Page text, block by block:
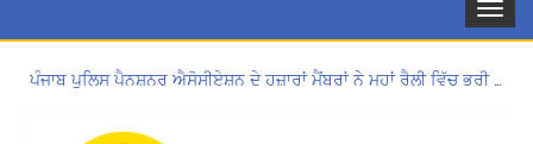
Toggle
ਪੰਜਾਬ ਪੁਲਿਸ ਪੈਨਸ਼ਨਰ ਐਸੋਸੀਏਸ਼ਨ ਦੇ ਹਜ਼ਾਰਾਂ ਮੈਂਬਰਾਂ ਨੇ ਮਹਾਂ ਰੈਲੀ ਵਿੱਚ ਭਰੀ ਹਾਜ਼ਰੀ
Hukamnama Sri Darbar Sahib, Amritsar – Punjabi Dunia